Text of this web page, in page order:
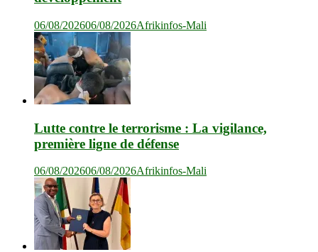
06/08/202606/08/2026Afrikinfos-Mali
Lutte contre le terrorisme : La vigilance,
première ligne de défense
06/08/202606/08/2026Afrikinfos-Mali